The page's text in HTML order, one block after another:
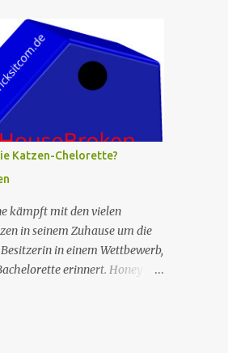
er monatelang dafür trainiert
läuft schlecht, aber Beef
er sehr stolz auf ihn ist, da...
(ges.) 26 Übersetzter O-Titel
Angst vor Geistern? Serie
Title "Who Ain't Afraid of No
(St.) 15 Regie Tom King
Kalan Erst­veröffent­lichung
Prod. code 3BBHB01 Die
einer Welt, in der
Menschen nicht verstanden
Im Mittelpunkt steht eine
in Los Angeles, die
teilnehmen,
Honey, einer Hündin, deren
Katzen-Chelorette?
kämpft mit den vielen
in seinem Zuhause um die
in einem Wettbewerb,
erinnert. Honey